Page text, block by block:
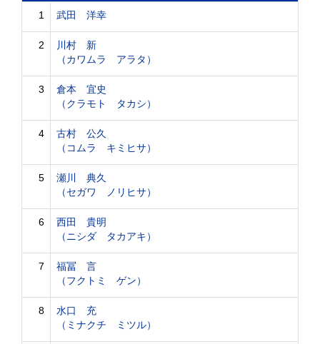
1 武田 洋幸
2
川村 新
（カワムラ アラタ）
3
倉本 宜史
（クラモト タカシ）
4
古村 公久
（コムラ キミヒサ）
5
瀬川 典久
（セガワ ノリヒサ）
6
西田 貴明
（ニシダ タカアキ）
7
福冨 言
（フクトミ ゲン）
8
水口 充
（ミナクチ ミツル）